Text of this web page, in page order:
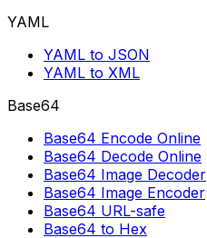
YAML
YAML to JSON
YAML to XML
Base64
Base64 Encode Online
Base64 Decode Online
Base64 Image Decoder
Base64 Image Encoder
Base64 URL-safe
Base64 to Hex